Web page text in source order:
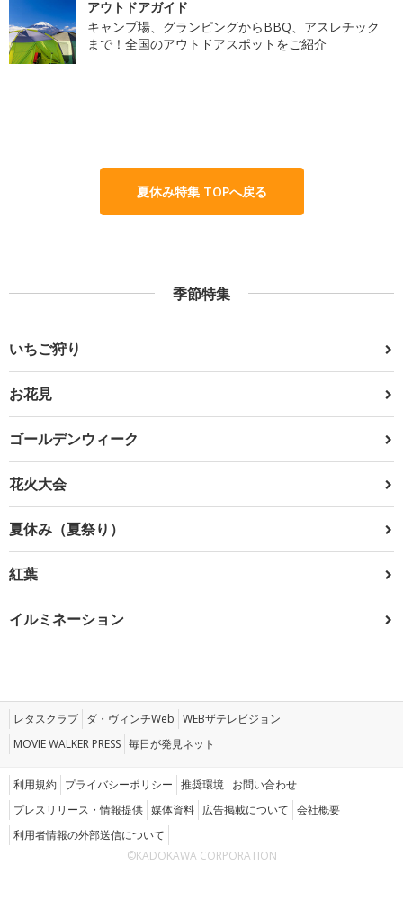
アウトドアガイド
キャンプ場、グランピングからBBQ、アスレチック
まで！全国のアウトドアスポットをご紹介
夏休み特集 TOPへ戻る
季節特集
いちご狩り
お花見
ゴールデンウィーク
花火大会
夏休み（夏祭り）
紅葉
イルミネーション
レタスクラブ ダ・ヴィンチWeb WEBザテレビジョン
MOVIE WALKER PRESS 毎日が発見ネット
利用規約 プライバシーポリシー 推奨環境 お問い合わせ
プレスリリース・情報提供 媒体資料 広告掲載について 会社概要
利用者情報の外部送信について
©KADOKAWA CORPORATION